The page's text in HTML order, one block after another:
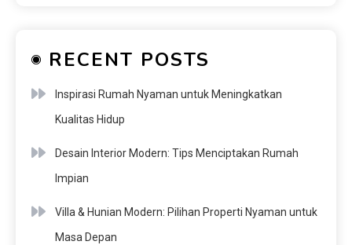
RECENT POSTS
Inspirasi Rumah Nyaman untuk Meningkatkan
Kualitas Hidup
Desain Interior Modern: Tips Menciptakan Rumah
Impian
Villa & Hunian Modern: Pilihan Properti Nyaman untuk
Masa Depan